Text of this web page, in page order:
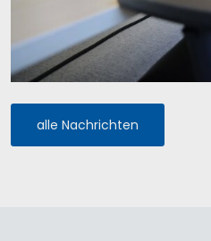
alle Nachrichten